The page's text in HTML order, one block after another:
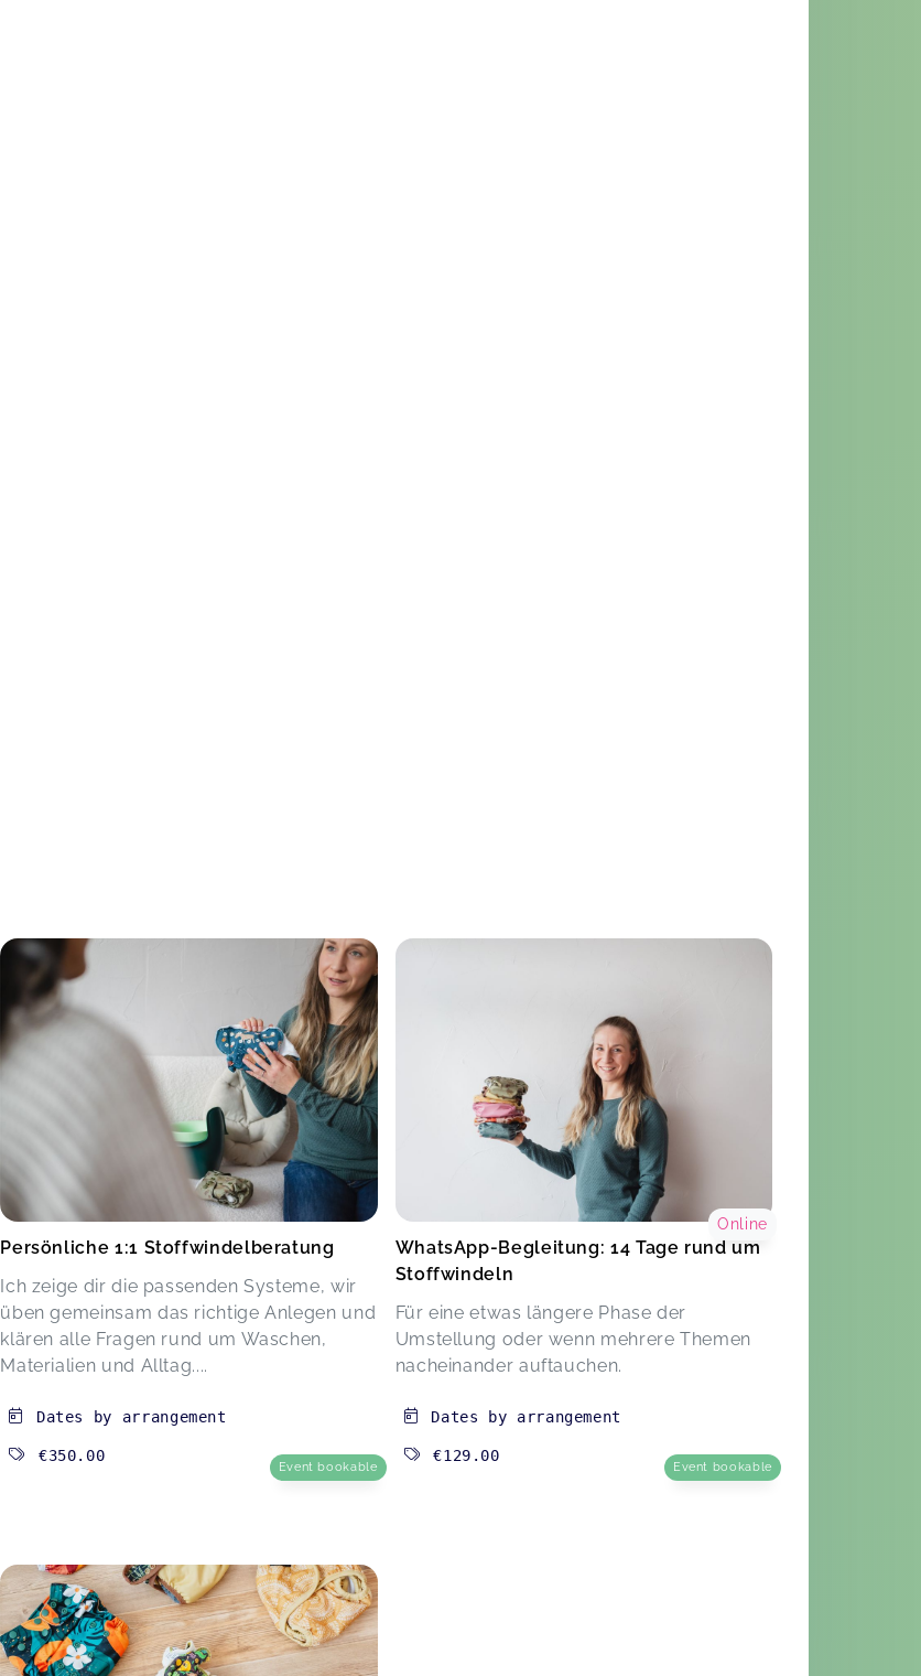
Persönliche 1:1 Stoffwindelberatung
Ich zeige dir die passenden Systeme, wir
üben gemeinsam das richtige Anlegen und
klären alle Fragen rund um Waschen,
Materialien und Alltag....
Dates by arrangement
€350.00
Event bookable
WhatsApp-Begleitung: 14 Tage rund um
Stoffwindeln
Für eine etwas längere Phase der
Umstellung oder wenn mehrere Themen
nacheinander auftauchen.
Online
Dates by arrangement
€129.00
Event bookable